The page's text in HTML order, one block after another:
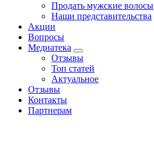
Продать мужские волосы
Наши представительства
Акции
Вопросы
Медиатека
Отзывы
Топ статей
Актуальное
Отзывы
Контакты
Партнерам